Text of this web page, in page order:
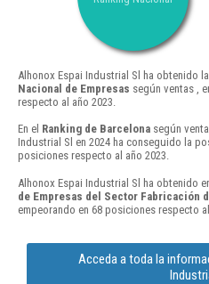
Alhonox Espai Industrial Sl ha obtenido
Nacional de Empresas según ventas ,
respecto al año 2023.
En el Ranking de Barcelona según
Industrial Sl en 2024 ha conseguido la
posiciones respecto al año 2023.
Alhonox Espai Industrial Sl ha obtenido
de Empresas del Sector Fabricación
empeorando en 68 posiciones respecto al
Acceda a toda la